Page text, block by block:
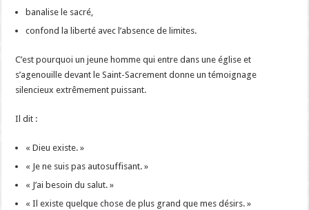
banalise le sacré,
confond la liberté avec l’absence de limites.
C’est pourquoi un jeune homme qui entre dans une église et
s’agenouille devant le Saint-Sacrement donne un témoignage
silencieux extrêmement puissant.
Il dit :
« Dieu existe. »
« Je ne suis pas autosuffisant. »
« J’ai besoin du salut. »
« Il existe quelque chose de plus grand que mes désirs. »